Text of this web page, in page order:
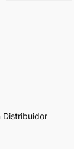
Distribuidor